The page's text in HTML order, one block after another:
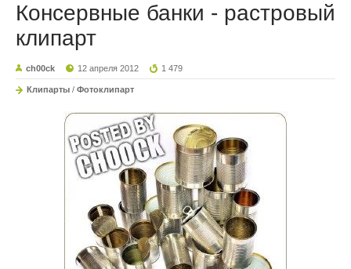
Консервные банки - растровый
клипарт
ch00ck 12 апреля 2012 1 479
Клипарты / Фотоклипарт